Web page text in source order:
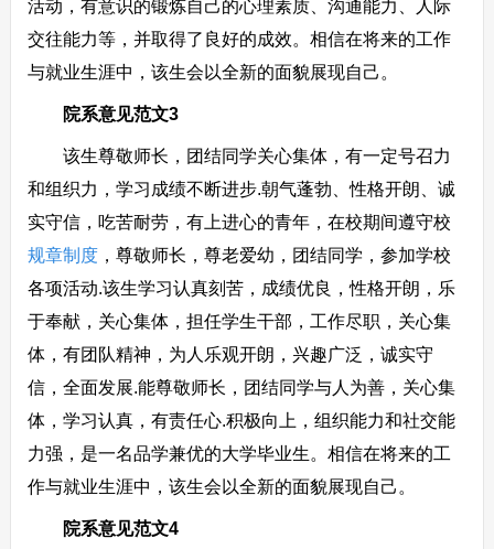
活动，有意识的锻炼自己的心理素质、沟通能力、人际
交往能力等，并取得了良好的成效。相信在将来的工作
与就业生涯中，该生会以全新的面貌展现自己。
院系意见范文3
该生尊敬师长，团结同学关心集体，有一定号召力
和组织力，学习成绩不断进步.朝气蓬勃、性格开朗、诚
实守信，吃苦耐劳，有上进心的青年，在校期间遵守校
规章制度，尊敬师长，尊老爱幼，团结同学，参加学校
各项活动.该生学习认真刻苦，成绩优良，性格开朗，乐
于奉献，关心集体，担任学生干部，工作尽职，关心集
体，有团队精神，为人乐观开朗，兴趣广泛，诚实守
信，全面发展.能尊敬师长，团结同学与人为善，关心集
体，学习认真，有责任心.积极向上，组织能力和社交能
力强，是一名品学兼优的大学毕业生。相信在将来的工
作与就业生涯中，该生会以全新的面貌展现自己。
院系意见范文4